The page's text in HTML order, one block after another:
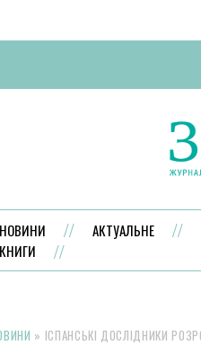
НОВИНИ АКТУАЛЬНЕ
КНИГИ
» ІСПАНСЬКІ ДОСЛІДНИКИ